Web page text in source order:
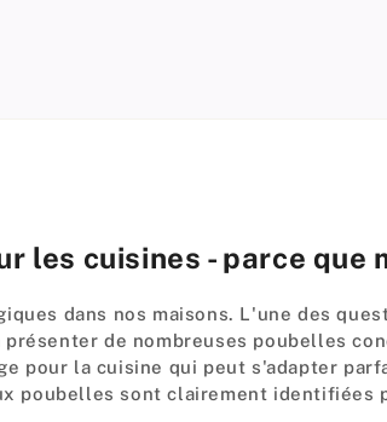
les cuisines - parce que
dans nos maisons. L'une des
de nombreuses poubelles
pour la cuisine qui peut s'adapter
poubelles sont clairement identifiées